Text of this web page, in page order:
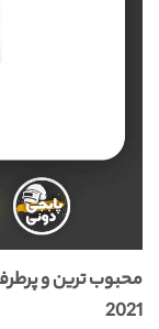
محبوب ترین و
2021